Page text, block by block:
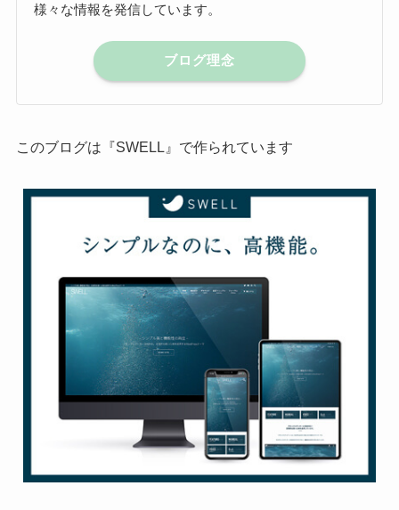
様々な情報を発信しています。
ブログ理念
このブログは『SWELL』で作られています